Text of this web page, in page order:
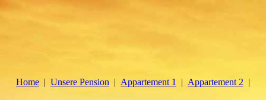
Home Unsere Pension Appartement 1 Appartement 2